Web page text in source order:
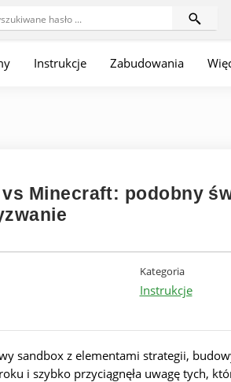
Instrukcje Zabudowania
Minecraft: podobny
Kategoria
Instrukcje
sandbox z elementami strategii,
i szybko przyciągnęła uwagę tych,